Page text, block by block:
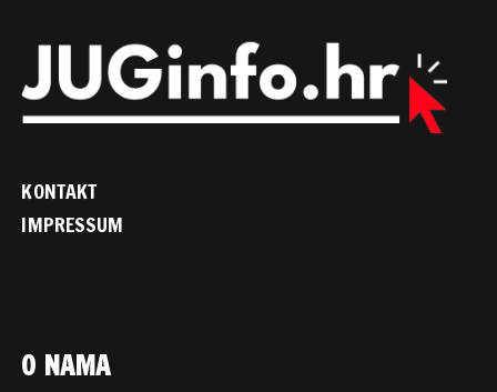
KONTAKT
IMPRESSUM
O NAMA